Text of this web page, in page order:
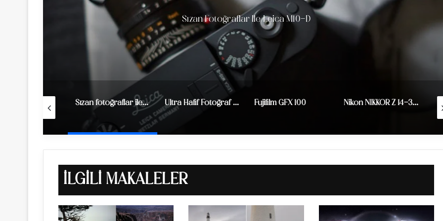
Sızan Fotoğraflar Ile Leica M10-D
Sızan fotoğraflar ile Leica M10-D Ultra Hafif Fotoğraf Makinesi: Fujifilm XF10! Fujifilm GFX 100 Nikon NIKKOR Z 14-30mm f/4 S ; Geniş Açı Tam Kare Aynasız Lens
İLGILI MAKALELER